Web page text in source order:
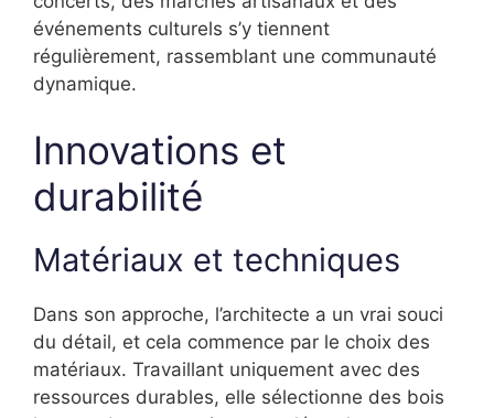
événements culturels s’y tiennent
régulièrement, rassemblant une communauté
dynamique.
Innovations et
durabilité
Matériaux et techniques
Dans son approche, l’architecte a un vrai souci
du détail, et cela commence par le choix des
matériaux. Travaillant uniquement avec des
ressources durables, elle sélectionne des bois